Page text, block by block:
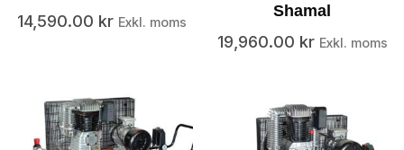
14,590.00 kr Exkl. moms
Shamal
19,960.00 kr Exkl. moms